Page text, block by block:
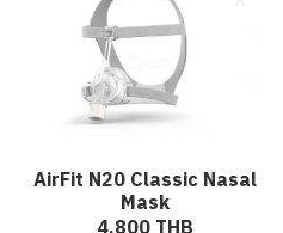
AirFit N20 Classic Nasal
Mask